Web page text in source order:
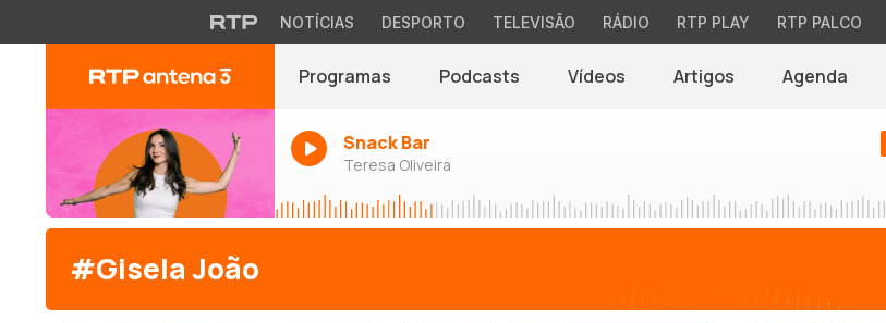
NOTÍCIAS DESPORTO TELEVISÃO RÁDIO RTP PLAY RTP PALCO
Programas Podcasts Vídeos Artigos Agenda
Snack Bar
Teresa Oliveira
#Gisela João